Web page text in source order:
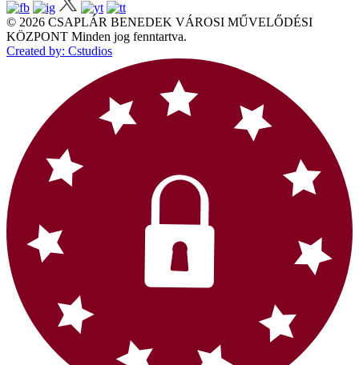
© 2026 CSAPLÁR BENEDEK VÁROSI MŰVELŐDÉSI
KÖZPONT Minden jog fenntartva.
Created by: Cstudios